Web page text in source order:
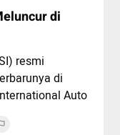
di
resmi
di
Auto
Tiggo Cross